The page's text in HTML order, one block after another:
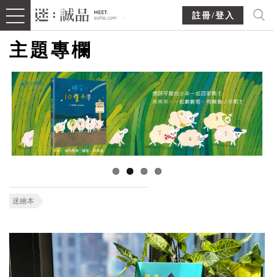
註冊/登入
主題專欄
迷繪本